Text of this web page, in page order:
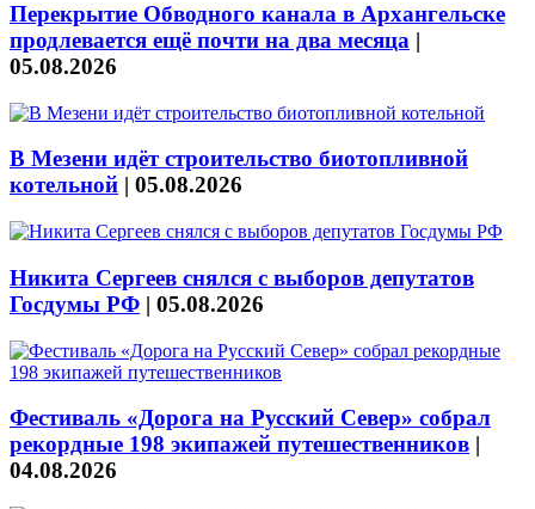
Перекрытие Обводного канала в Архангельске
продлевается ещё почти на два месяца |
05.08.2026
В Мезени идёт строительство биотопливной
котельной | 05.08.2026
Никита Сергеев снялся с выборов депутатов
Госдумы РФ | 05.08.2026
Фестиваль «Дорога на Русский Север» собрал
рекордные 198 экипажей путешественников |
04.08.2026